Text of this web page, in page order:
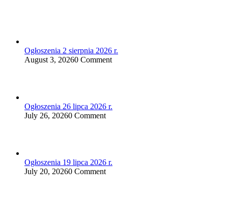
Ogłoszenia 2 sierpnia 2026 r.
August 3, 20260 Comment
Ogłoszenia 26 lipca 2026 r.
July 26, 20260 Comment
Ogłoszenia 19 lipca 2026 r.
July 20, 20260 Comment